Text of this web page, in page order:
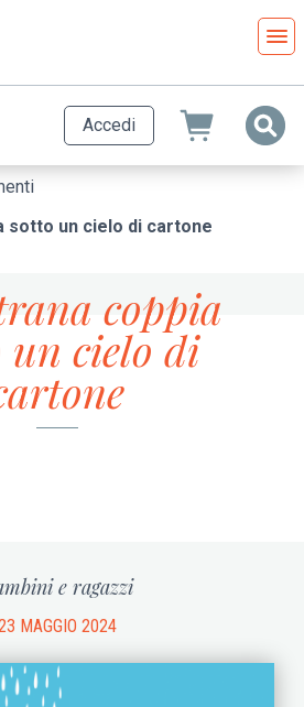
Accedi
sotto un cielo di cartone
coppia
un cielo di
e ragazzi
MAGGIO 2024